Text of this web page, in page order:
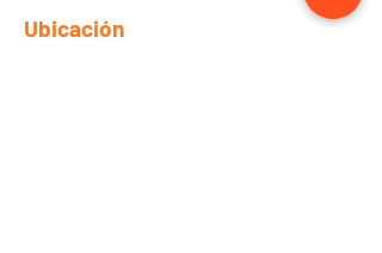
Ubicación